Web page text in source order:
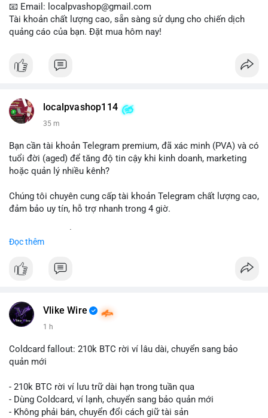
📧 Email: localpvashop@gmail.com
Tài khoản chất lượng cao, sẵn sàng sử dụng cho chiến dịch
quảng cáo của bạn. Đặt mua hôm nay!
localpvashop114
35 m
Bạn cần tài khoản Telegram premium, đã xác minh (PVA) và có
tuổi đời (aged) để tăng độ tin cậy khi kinh doanh, marketing
hoặc quản lý nhiều kênh?
Chúng tôi chuyên cung cấp tài khoản Telegram chất lượng cao,
đảm bảo uy tín, hỗ trợ nhanh trong 4 giờ.
📞 WhatsApp: +1 660 215-8938
📧 Email: localpvashop@gmail.com
premium, PVA, aged với giá tốt nhất!
Đọc thêm
Vlike Wire
1 h
Coldcard fallout: 210k BTC rời ví lâu dài, chuyển sang bảo
quản mới
- 210k BTC rời ví lưu trữ dài hạn trong tuần qua
- Dùng Coldcard, ví lạnh, chuyển sang bảo quản mới
- Không phải bán, chuyển đổi cách giữ tài sản